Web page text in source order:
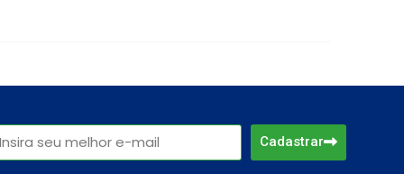
Cadastrar